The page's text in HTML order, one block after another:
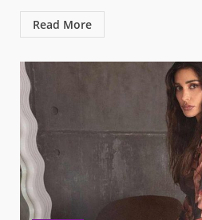
Read More